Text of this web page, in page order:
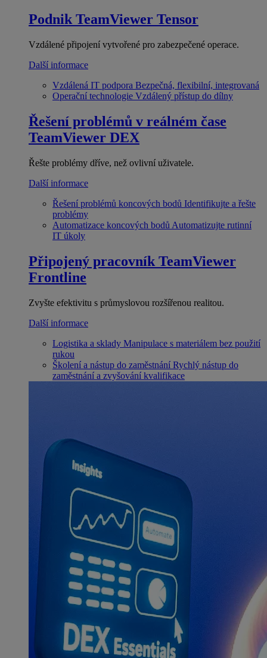
Podnik TeamViewer Tensor
Vzdálené připojení vytvořené pro zabezpečené operace.
Další informace
Vzdálená IT podpora Bezpečná, flexibilní, integrovaná
Operační technologie Vzdálený přístup do dílny
Řešení problémů v reálném čase
TeamViewer DEX
Řešte problémy dříve, než ovlivní uživatele.
Další informace
Řešení problémů koncových bodů Identifikujte a řešte
problémy
Automatizace koncových bodů Automatizujte rutinní
IT úkoly
Připojený pracovník TeamViewer
Frontline
Zvyšte efektivitu s průmyslovou rozšířenou realitou.
Další informace
Logistika a sklady Manipulace s materiálem bez použití
rukou
Školení a nástup do zaměstnání Rychlý nástup do
zaměstnání a zvyšování kvalifikace